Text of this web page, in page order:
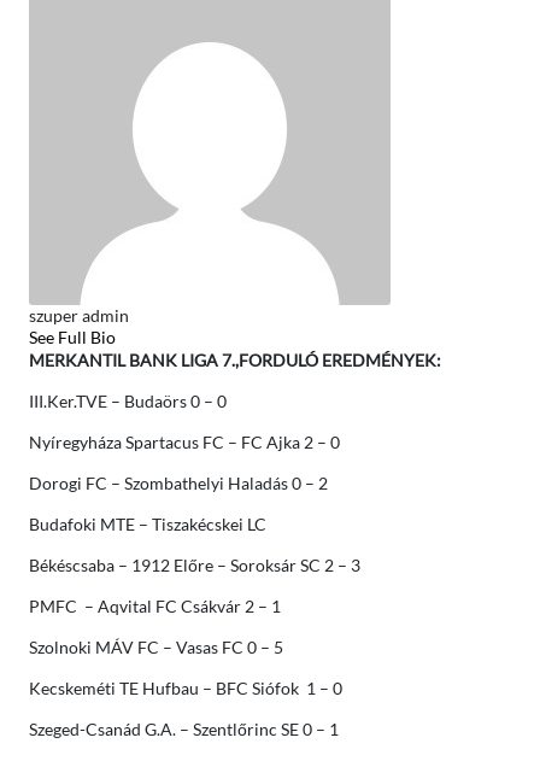
szuper admin
See Full Bio
MERKANTIL BANK LIGA 7.,FORDULÓ EREDMÉNYEK:
III.Ker.TVE – Budaörs 0 – 0
Nyíregyháza Spartacus FC – FC Ajka 2 – 0
Dorogi FC – Szombathelyi Haladás 0 – 2
Budafoki MTE – Tiszakécskei LC
Békéscsaba – 1912 Előre – Soroksár SC 2 – 3
PMFC – Aqvital FC Csákvár 2 – 1
Szolnoki MÁV FC – Vasas FC 0 – 5
Kecskeméti TE Hufbau – BFC Siófok 1 – 0
Szeged-Csanád G.A. – Szentlőrinc SE 0 – 1